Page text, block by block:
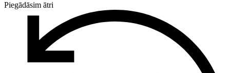
Piegādāsim ātri